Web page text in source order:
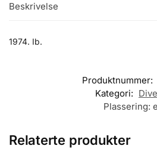
Beskrivelse
1974. Ib.
Produktnummer:
Kategori:
Plassering:
Relaterte produkter